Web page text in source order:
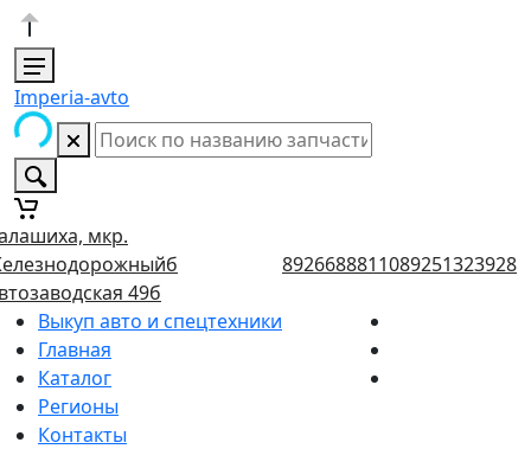
Imperia-avto
мкр.
49б
8926688811089251323928
Выкуп авто и спецтехники
Главная
Каталог
Регионы
Контакты